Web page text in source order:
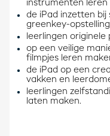
instrumenten leren
de iPad inzetten
greenkey-
leerlingen
op een veilige
filmpjes leren
de iPad op een
vakken en
leerlingen
laten maken.​